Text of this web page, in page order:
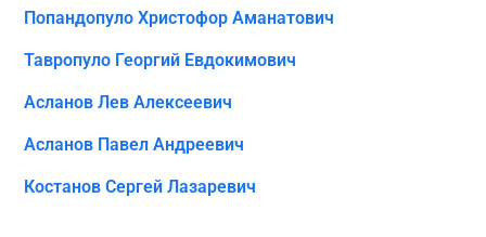
Попандопуло Христофор Аманатович
Тавропуло Георгий Евдокимович
Асланов Лев Алексеевич
Асланов Павел Андреевич
Костанов Сергей Лазаревич